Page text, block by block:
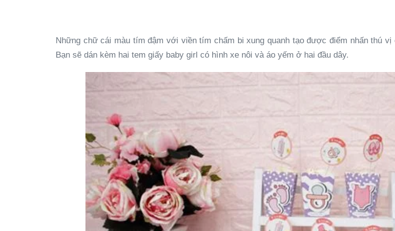
Những chữ cái màu tím đậm với viền tím chấm bi xung quanh tạo được điểm nhấn thú
Bạn sẽ dán kèm hai tem giấy baby girl có hình xe nôi và áo yếm ở hai đầu dây.